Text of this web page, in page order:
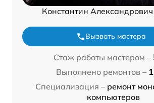
Константин
Вызвать мастера
Стаж работы мастером –
Выполнено ремонтов –
Специализация – ремонт
компьютеров